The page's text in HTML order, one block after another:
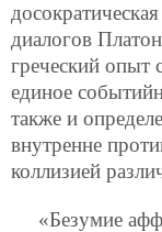
диалогов
греческий опыт
единое
также и
внутренне
коллизией
«Безумие